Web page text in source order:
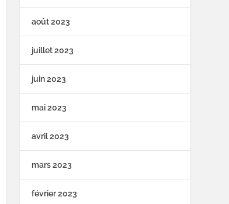
août 2023
juillet 2023
juin 2023
mai 2023
avril 2023
mars 2023
février 2023